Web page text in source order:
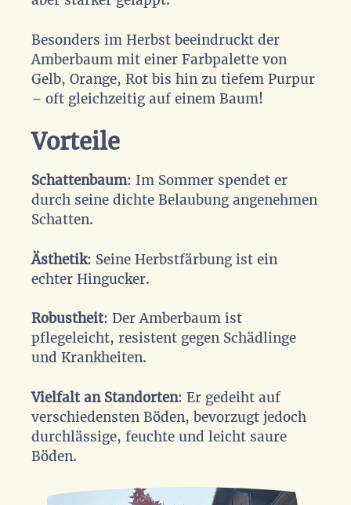
Besonders im Herbst beeindruckt der
Amberbaum mit einer Farbpalette von
Gelb, Orange, Rot bis hin zu tiefem Purpur
– oft gleichzeitig auf einem Baum!
Vorteile
Schattenbaum: Im Sommer spendet er
durch seine dichte Belaubung angenehmen
Schatten.
Ästhetik: Seine Herbstfärbung ist ein
echter Hingucker.
Robustheit: Der Amberbaum ist
pflegeleicht, resistent gegen Schädlinge
und Krankheiten.
Vielfalt an Standorten: Er gedeiht auf
verschiedensten Böden, bevorzugt jedoch
durchlässige, feuchte und leicht saure
Böden.